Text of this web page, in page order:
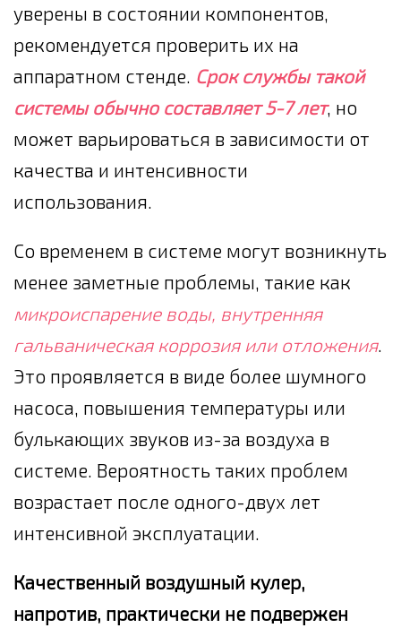
уверены в состоянии компонентов,
рекомендуется проверить их на
аппаратном стенде. Срок службы такой
системы обычно составляет 5-7 лет, но
может варьироваться в зависимости от
качества и интенсивности
использования.
Со временем в системе могут возникнуть
менее заметные проблемы, такие как
микроиспарение воды, внутренняя
гальваническая коррозия или отложения.
Это проявляется в виде более шумного
насоса, повышения температуры или
булькающих звуков из-за воздуха в
системе. Вероятность таких проблем
возрастает после одного-двух лет
интенсивной эксплуатации.
Качественный воздушный кулер,
напротив, практически не подвержен